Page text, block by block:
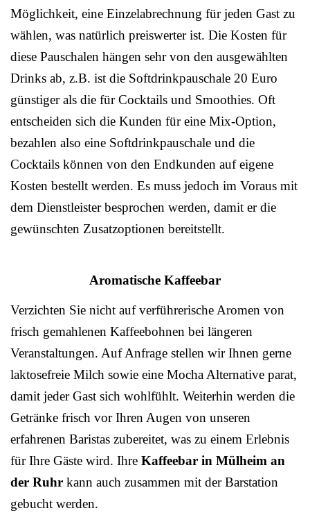
Möglichkeit, eine Einzelabrechnung für jeden Gast zu
wählen, was natürlich preiswerter ist. Die Kosten für
diese Pauschalen hängen sehr von den ausgewählten
Drinks ab, z.B. ist die Softdrinkpauschale 20 Euro
günstiger als die für Cocktails und Smoothies. Oft
entscheiden sich die Kunden für eine Mix-Option,
bezahlen also eine Softdrinkpauschale und die
Cocktails können von den Endkunden auf eigene
Kosten bestellt werden. Es muss jedoch im Voraus mit
dem Dienstleister besprochen werden, damit er die
gewünschten Zusatzoptionen bereitstellt.
Aromatische Kaffeebar
Verzichten Sie nicht auf verführerische Aromen von
frisch gemahlenen Kaffeebohnen bei längeren
Veranstaltungen. Auf Anfrage stellen wir Ihnen gerne
laktosefreie Milch sowie eine Mocha Alternative parat,
damit jeder Gast sich wohlfühlt. Weiterhin werden die
Getränke frisch vor Ihren Augen von unseren
erfahrenen Baristas zubereitet, was zu einem Erlebnis
für Ihre Gäste wird. Ihre Kaffeebar in Mülheim an
der Ruhr kann auch zusammen mit der Barstation
gebucht werden.